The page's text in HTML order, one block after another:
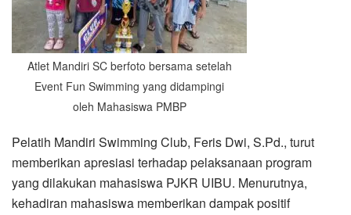
Atlet Mandiri SC berfoto bersama setelah
Event Fun Swimming yang didampingi
oleh Mahasiswa PMBP
Pelatih Mandiri Swimming Club, Feris Dwi, S.Pd., turut
memberikan apresiasi terhadap pelaksanaan program
yang dilakukan mahasiswa PJKR UIBU. Menurutnya,
kehadiran mahasiswa memberikan dampak positif